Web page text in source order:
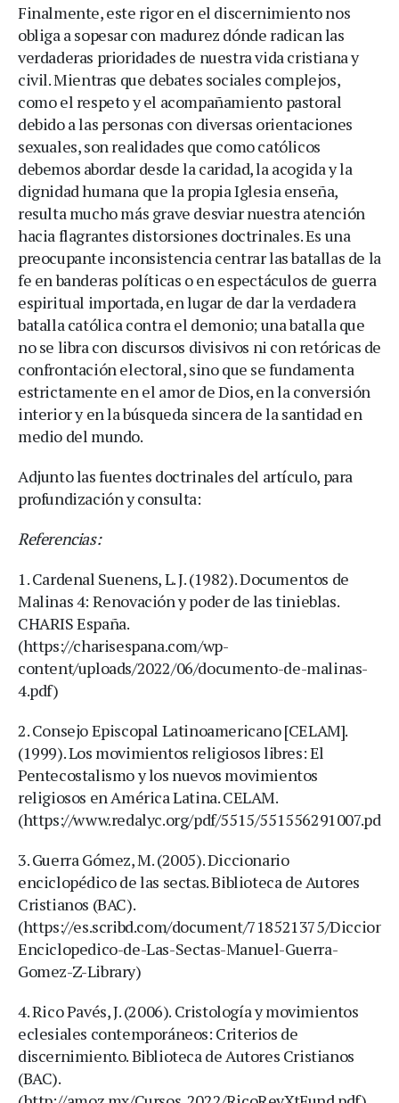
Finalmente, este rigor en el discernimiento nos
obliga a sopesar con madurez dónde radican las
verdaderas prioridades de nuestra vida cristiana y
civil. Mientras que debates sociales complejos,
como el respeto y el acompañamiento pastoral
debido a las personas con diversas orientaciones
sexuales, son realidades que como católicos
debemos abordar desde la caridad, la acogida y la
dignidad humana que la propia Iglesia enseña,
resulta mucho más grave desviar nuestra atención
hacia flagrantes distorsiones doctrinales. Es una
preocupante inconsistencia centrar las batallas de la
fe en banderas políticas o en espectáculos de guerra
espiritual importada, en lugar de dar la verdadera
batalla católica contra el demonio; una batalla que
no se libra con discursos divisivos ni con retóricas de
confrontación electoral, sino que se fundamenta
estrictamente en el amor de Dios, en la conversión
interior y en la búsqueda sincera de la santidad en
medio del mundo.
Adjunto las fuentes doctrinales del artículo, para
profundización y consulta:
Referencias:
1. Cardenal Suenens, L. J. (1982). Documentos de
Malinas 4: Renovación y poder de las tinieblas.
CHARIS España.
(https://charisespana.com/wp-
content/uploads/2022/06/documento-de-malinas-
4.pdf)
2. ​Consejo Episcopal Latinoamericano [CELAM].
(1999). Los movimientos religiosos libres: El
Pentecostalismo y los nuevos movimientos
religiosos en América Latina. CELAM.
(https://www.redalyc.org/pdf/5515/551556291007.pdf)
3. ​Guerra Gómez, M. (2005). Diccionario
enciclopédico de las sectas. Biblioteca de Autores
Cristianos (BAC).
(https://es.scribd.com/document/718521375/
Enciclopedico-de-Las-Sectas-Manuel-Guerra-
Gomez-Z-Library)
4. ​Rico Pavés, J. (2006). Cristología y movimientos
eclesiales contemporáneos: Criterios de
discernimiento. Biblioteca de Autores Cristianos
(BAC).